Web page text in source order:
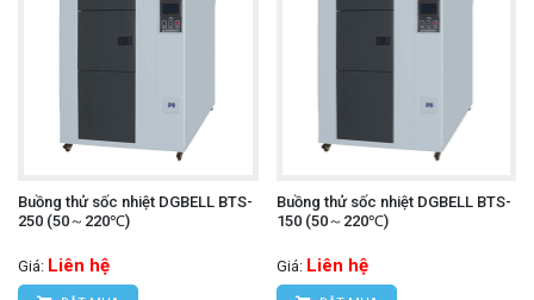
Buồng thử sốc nhiệt DGBELL BTS-
250 (50～220℃)
Giá: Liên hệ
Buồng thử sốc nhiệt DGBELL BTS-
150 (50～220℃)
Giá: Liên hệ